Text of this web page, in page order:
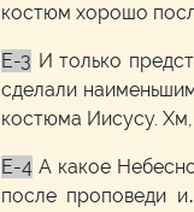
костюм хорошо
E-3 И только
сделали
костюма Иисусу. Хм,
E-4 А какое
после проповеди